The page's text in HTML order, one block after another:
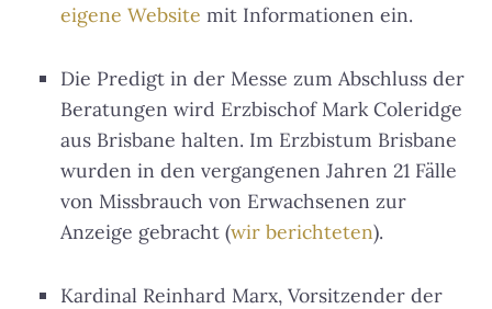
eigene Website mit Informationen ein.
Die Predigt in der Messe zum Abschluss der
Beratungen wird Erzbischof Mark Coleridge
aus Brisbane halten. Im Erzbistum Brisbane
wurden in den vergangenen Jahren 21 Fälle
von Missbrauch von Erwachsenen zur
Anzeige gebracht (wir berichteten).
Kardinal Reinhard Marx, Vorsitzender der